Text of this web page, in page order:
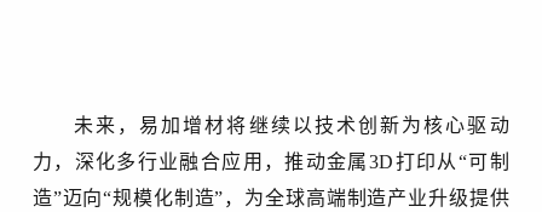
未来，易加增材将继续以技术创新为核心驱动
力，深化多行业融合应用，推动金属3D打印从“可制
造”迈向“规模化制造”，为全球高端制造产业升级提供